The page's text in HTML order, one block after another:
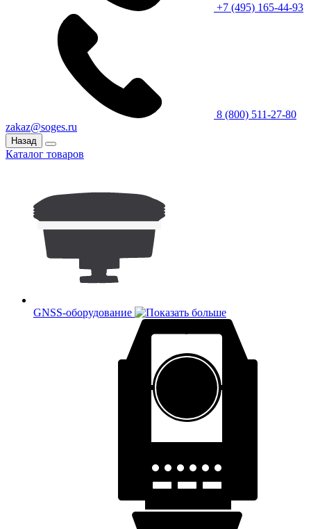
+7 (495) 165-44-93
8 (800) 511-27-80
zakaz@soges.ru
Назад
Каталог товаров
GNSS-оборудование